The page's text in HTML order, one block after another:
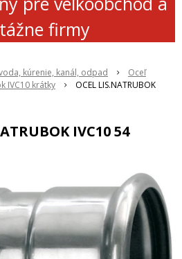
firmy
kúrenie, kanál, odpad
Oceľ
IVC10 krátky
OCEL LIS.NATRUBOK
IVC10 54